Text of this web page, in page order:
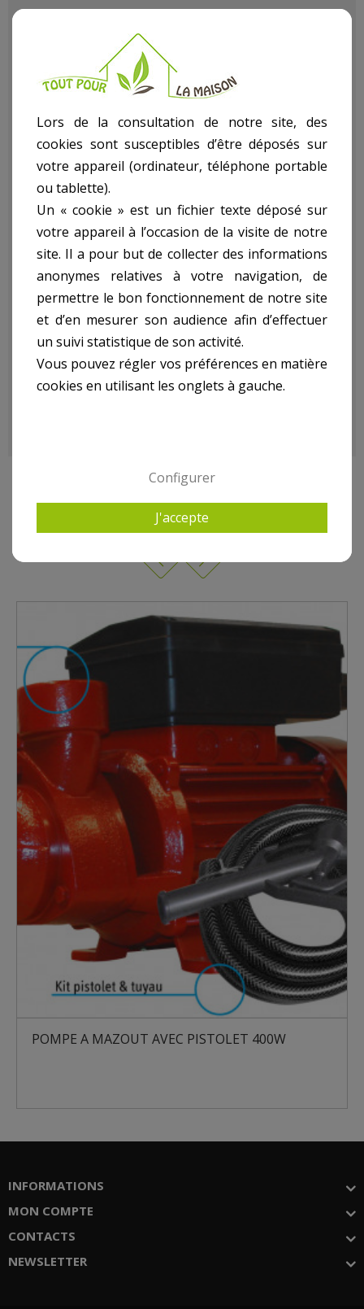
Jardiner et arroser avec nos pompes et accessoires Pour que
vos plantes ne manquent pas d'eau optez pour un arrosage
Pompes articleAccessoires .
Descriptif technique
Pistolet Mazout ref.
MPGPISTM4:
- Pistolet En Métal
- Raccord 3/4''
- Poids kg(environ) : 0.8
MAZOUT
POMPE A MAZOUT AVEC PISTOLET 400W
INFORMATIONS
MON COMPTE
CONTACTS
NEWSLETTER
Lors de la consultation de notre site, des
cookies sont susceptibles d’être déposés sur
votre appareil (ordinateur, téléphone portable
ou tablette).
Un « cookie » est un fichier texte déposé sur
votre appareil à l’occasion de la visite de notre
site. Il a pour but de collecter des informations
anonymes relatives à votre navigation, de
permettre le bon fonctionnement de notre site
et d’en mesurer son audience afin d’effectuer
un suivi statistique de son activité.
Vous pouvez régler vos préférences en matière
cookies en utilisant les onglets à gauche.
Configurer
J'accepte